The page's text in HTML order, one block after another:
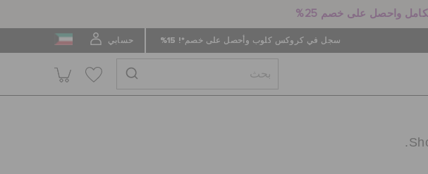
واحصل على خصم 25%
سجل في كروكس كلوب وأحصل على خصم*! 15% حسابي